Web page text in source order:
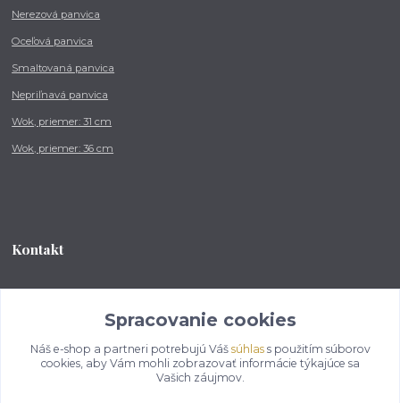
Nerezová panvica
Oceľová panvica
Smaltovaná panvica
Nepriľnavá panvica
Wok, priemer: 31 cm
Wok, priemer: 36 cm
Kontakt
od 8:00 - do 16:00 hod
info@kotlikovesupravy.sk
Spracovanie cookies
Náš e-shop a partneri potrebujú Váš súhlass použitím súborov
cookies, aby Vám mohli zobrazovať informácie týkajúce sa
Vašich záujmov.